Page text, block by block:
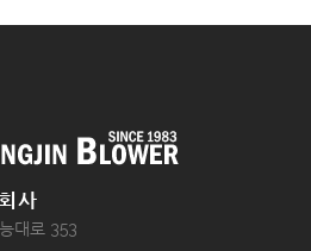
사
대로 353